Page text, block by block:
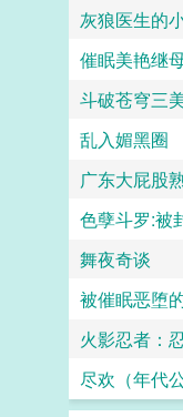
灰狼医生的
催眠美艳继
斗破苍穹三
乱入媚黑圈
舞夜奇谈
被催眠恶堕
尽欢（年代